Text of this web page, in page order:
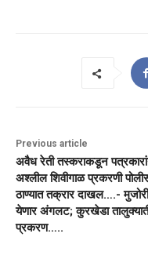
Previous article
अवैध रेती तस्कराकडून
अश्लील शिवीगाळ प्रकरणी
ठाण्यात तक्रार दाखल….- मुजोरी
येणार अंगलट; कुरखेडा
प्रकरण…..